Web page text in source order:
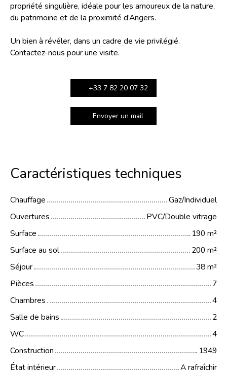
propriété singulière, idéale pour les amoureux de la nature,
du patrimoine et de la proximité d’Angers.
Un bien à révéler, dans un cadre de vie privilégié.
Contactez-nous pour une visite.
+33 7 82 20 07 32
Envoyer un mail
Caractéristiques techniques
Chauffage
Gaz/Individuel
Ouvertures
PVC/Double vitrage
Surface
190 m²
Surface au sol
200 m²
Séjour
38m²
Pièces
7
Chambres
4
Salle de bains
2
WC
4
Construction
1949
État intérieur
A rafraîchir